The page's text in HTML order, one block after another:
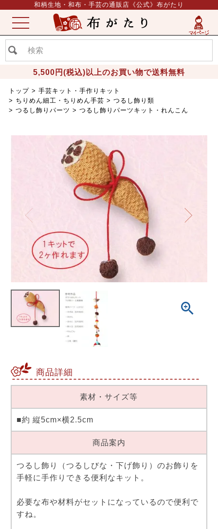
和柄生地・和布・手芸の通販店《公式》布がたり
5,500円(税込)以上のお買い物で送料無料
ME
NU
トップ
手芸キット・手作りキット
ちりめん細工・ちりめん手芸
つるし飾り類
つるし飾りパーツ
つるし飾りパーツキット・れんこん
商品詳細
素材・サイズ等
■約 縦5cm×横2.5cm
商品案内
つるし飾り（つるしびな・下げ飾り）のお飾りを
手軽に手作りできる便利なキット。
必要な布や材料がセットになっているので便利で
すね。